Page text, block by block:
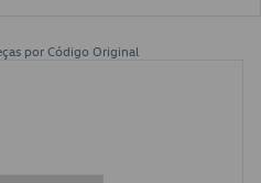
por Código Original